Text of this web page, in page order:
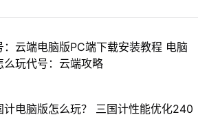
：云端电脑版PC端下载安装教程 电脑
么玩代号：云端攻略
计电脑版怎么玩？ 三国计性能优化240